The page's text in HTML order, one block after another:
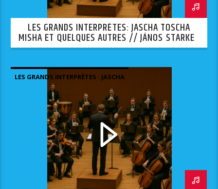
LES GRANDS INTERPRÈTES: JASCHA TOSCHA
MISHA ET QUELQUES AUTRES // JÁNOS STARKER
— 2ÈME PARTIE
LES GRANDS INTERPRÈTES : JASCHA
TOSCHA MISHA ET QUELQUES AUTRES.